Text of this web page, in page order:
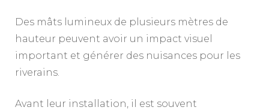
Des mâts lumineux de plusieurs mètres de
hauteur peuvent avoir un impact visuel
important et générer des nuisances pour les
riverains.
Avant leur installation, il est souvent